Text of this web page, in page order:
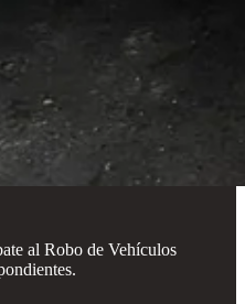
al Robo de Vehículos